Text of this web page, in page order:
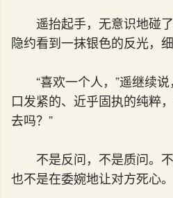
遥抬起手，无意识地碰
隐约看到一抹银色的反光，
“喜欢一个人，”遥继续
口发紧的、近乎固执的纯粹
去吗？”
不是反问，不是质问。
也不是在委婉地让对方死心。